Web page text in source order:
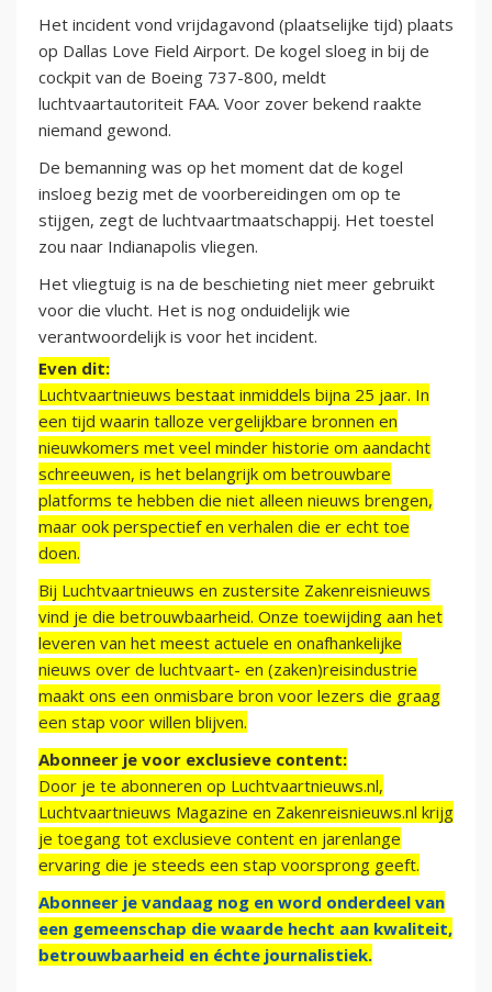
Het incident vond vrijdagavond (plaatselijke tijd) plaats
op Dallas Love Field Airport. De kogel sloeg in bij de
cockpit van de Boeing 737-800, meldt
luchtvaartautoriteit FAA. Voor zover bekend raakte
niemand gewond.
De bemanning was op het moment dat de kogel
insloeg bezig met de voorbereidingen om op te
stijgen, zegt de luchtvaartmaatschappij. Het toestel
zou naar Indianapolis vliegen.
Het vliegtuig is na de beschieting niet meer gebruikt
voor die vlucht. Het is nog onduidelijk wie
verantwoordelijk is voor het incident.
Even dit:
Luchtvaartnieuws bestaat inmiddels bijna 25 jaar. In
een tijd waarin talloze vergelijkbare bronnen en
nieuwkomers met veel minder historie om aandacht
schreeuwen, is het belangrijk om betrouwbare
platforms te hebben die niet alleen nieuws brengen,
maar ook perspectief en verhalen die er echt toe
doen.
Bij Luchtvaartnieuws en zustersite Zakenreisnieuws
vind je die betrouwbaarheid. Onze toewijding aan het
leveren van het meest actuele en onafhankelijke
nieuws over de luchtvaart- en (zaken)reisindustrie
maakt ons een onmisbare bron voor lezers die graag
een stap voor willen blijven.
Abonneer je voor exclusieve content:
Door je te abonneren op Luchtvaartnieuws.nl,
Luchtvaartnieuws Magazine en Zakenreisnieuws.nl krijg
je toegang tot exclusieve content en jarenlange
ervaring die je steeds een stap voorsprong geeft.
Abonneer je vandaag nog en word onderdeel van
een gemeenschap die waarde hecht aan kwaliteit,
betrouwbaarheid en échte journalistiek.